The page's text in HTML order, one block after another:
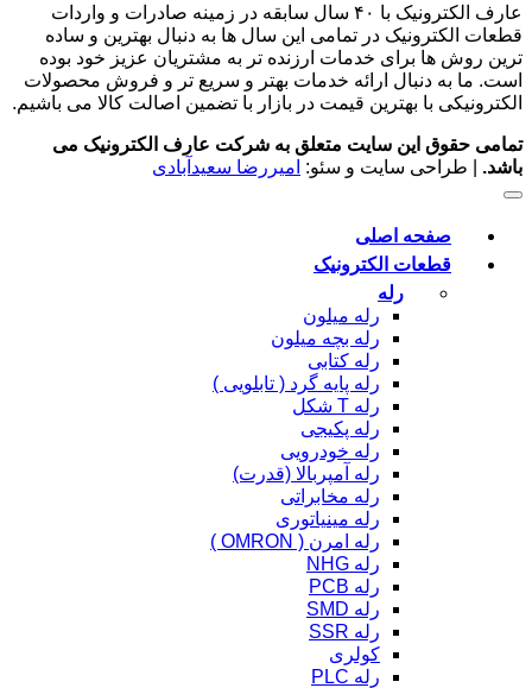
عارف الکترونیک با ۴۰ سال سابقه در زمینه صادرات و واردات
قطعات الکترونیک در تمامی این سال ها به دنبال بهترین و ساده
ترین روش ها برای خدمات ارزنده تر به مشتریان عزیز خود بوده
است. ما به دنبال ارائه خدمات بهتر و سریع تر و فروش محصولات
الکترونیکی با بهترین قیمت در بازار با تضمین اصالت کالا می باشیم.
تمامی حقوق این سایت متعلق به شرکت عارف الکترونیک می
باشد. | طراحی سایت و سئو: امیررضا سعیدآبادی
صفحه اصلی
قطعات الکترونیک
رله
رله میلون
رله بچه میلون
رله کتابی
رله پایه گرد ( تابلویی )
رله T شکل
رله پکیجی
رله خودرویی
رله آمپربالا (قدرت)
رله مخابراتی
رله مینیاتوری
رله امرن ( OMRON )
رله NHG
رله PCB
رله SMD
رله SSR
کولری
رله PLC